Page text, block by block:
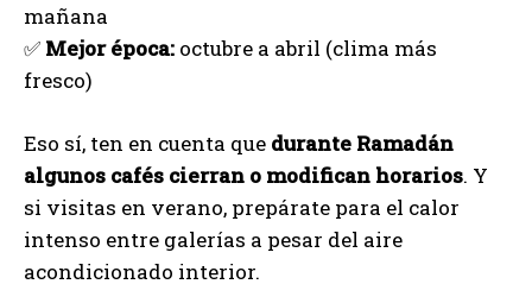
mañana
✅ Mejor época: octubre a abril (clima más
fresco)
Eso sí, ten en cuenta que durante Ramadán
algunos cafés cierran o modifican horarios. Y
si visitas en verano, prepárate para el calor
intenso entre galerías a pesar del aire
acondicionado interior.